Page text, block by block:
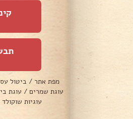
מפת אתר / ביטול
עוגת שמרים / עוגת
עוגיות